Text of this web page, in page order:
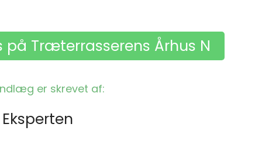
på Træterrasserens Århus N
er skrevet af: